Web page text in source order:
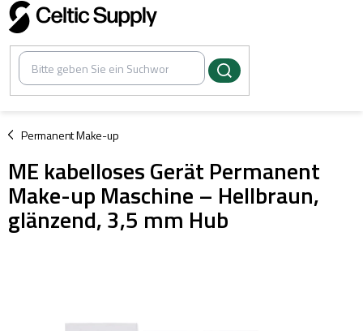
Zum
Inhalt
springen
Permanent Make-up
/
ME kabelloses Gerät Permanent
Make-up Maschine – Hellbraun,
glänzend, 3,5 mm Hub